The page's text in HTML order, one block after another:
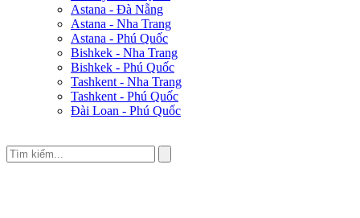
Astana - Đà Nẵng
Astana - Nha Trang
Astana - Phú Quốc
Bishkek - Nha Trang
Bishkek - Phú Quốc
Tashkent - Nha Trang
Tashkent - Phú Quốc
Đài Loan - Phú Quốc